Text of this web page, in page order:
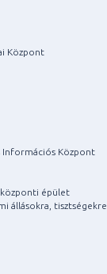
Központ
Információs Központ
központi épület
állásokra, tisztségekre